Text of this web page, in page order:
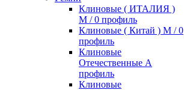
Клиновые ( ИТАЛИЯ )
М / 0 профиль
Клиновые ( Китай ) М / 0
профиль
Клиновые
Отечественные А
профиль
Клиновые